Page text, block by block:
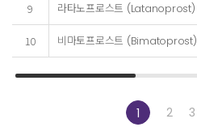
9 라타노프로스트 (Latanoprost)
10 비마토프로스트 (Bimatoprost)
1 2 3